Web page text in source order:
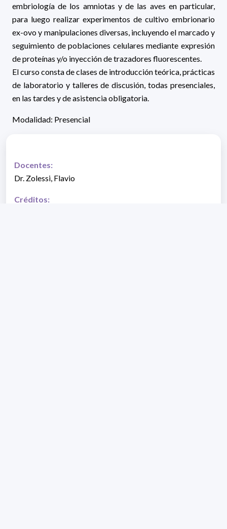
embriología de los amniotas y de las aves en particular,
para luego realizar experimentos de cultivo embrionario
ex-ovo y manipulaciones diversas, incluyendo el marcado y
seguimiento de poblaciones celulares mediante expresión
de proteínas y/o inyección de trazadores fluorescentes.
El curso consta de clases de introducción teórica, prácticas
de laboratorio y talleres de discusión, todas presenciales,
en las tardes y de asistencia obligatoria.
Modalidad: Presencial
Docentes:
Dr. Zolessi, Flavio
Créditos: